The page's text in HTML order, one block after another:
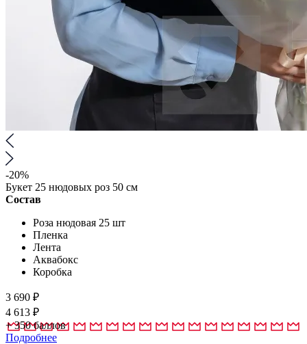
-20%
Букет 25 нюдовых роз 50 см
Состав
Роза нюдовая 25 шт
Пленка
Лента
Аквабокс
Коробка
3 690 ₽
4 613 ₽
+350баллов
Подробнее